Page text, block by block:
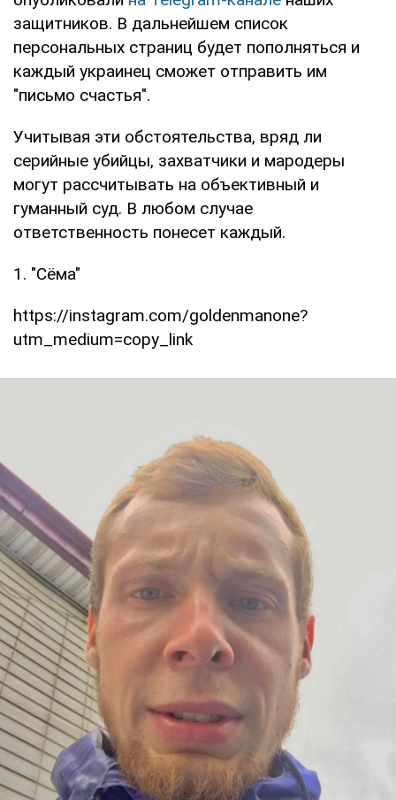
защитников. В дальнейшем список
персональных страниц будет пополняться и
каждый украинец сможет отправить им
"письмо счастья".
Учитывая эти обстоятельства, вряд ли
серийные убийцы, захватчики и мародеры
могут рассчитывать на объективный и
гуманный суд. В любом случае
ответственность понесет каждый.
1. "Сёма"
https://instagram.com/goldenmanone?
utm_medium=copy_link